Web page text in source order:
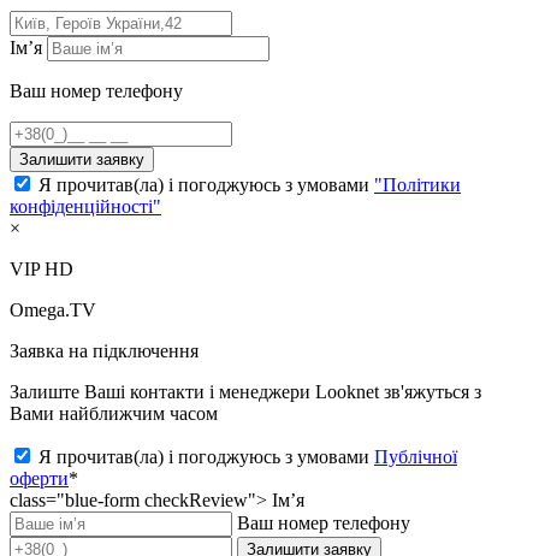
Ім’я
Ваш номер телефону
Залишити заявку
Я прочитав(ла) і погоджуюсь з умовами "Політики
конфіденційності"
×
VIP HD
Omega.TV
Заявка на підключення
Залиште Ваші контакти і менеджери Looknet зв'яжуться з
Вами найближчим часом
Я прочитав(ла) і погоджуюсь з умовами Публічної
оферти*
class="blue-form checkReview"> Ім’я
Ваш номер телефону
Залишити заявку